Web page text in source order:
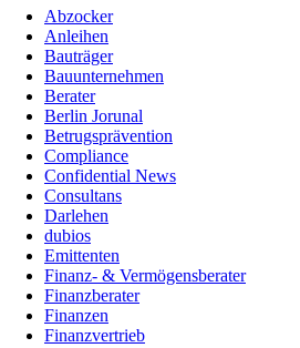
Abzocker
Anleihen
Bauträger
Bauunternehmen
Berater
Berlin Jorunal
Betrugsprävention
Compliance
Confidential News
Consultans
Darlehen
dubios
Emittenten
Finanz- & Vermögensberater
Finanzberater
Finanzen
Finanzvertrieb